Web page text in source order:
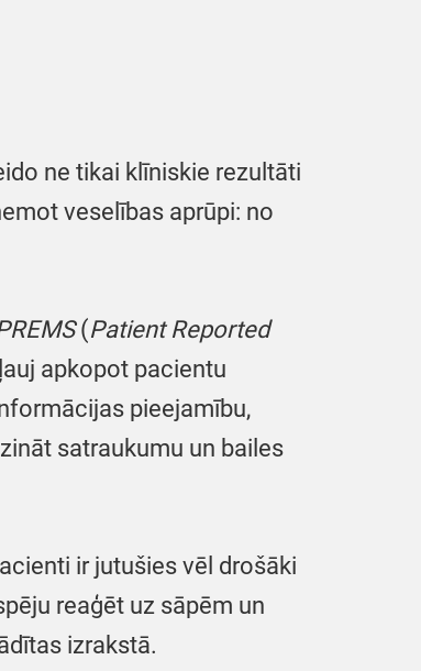
ne tikai klīniskie rezultāti
veselības aprūpi: no
(Patient Reported
apkopot pacientu
pieejamību,
satraukumu un bailes
ir jutušies vēl drošāki
reaģēt uz sāpēm un
izrakstā.